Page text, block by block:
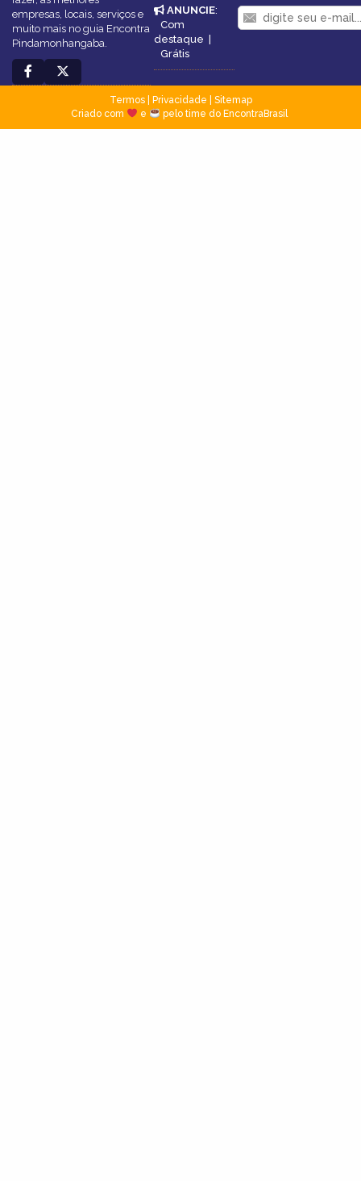
empresas, locais, serviços e
muito mais no guia Encontra
Pindamonhangaba.
ANUNCIE:
Com
destaque
Grátis
Termos| Privacidade
Sitemap
Criado com
e pelo time do EncontraBrasil